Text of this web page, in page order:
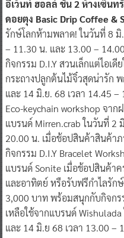
อีเว้นท์ ฮอลล์ ชั้น 2 ห้างเซ็น
ดอยตุง Basic Drip Coffee &
รักษ์โลกห้ามพลาด! ในวันที่ 8 มิ
– 11.30 น. และ 13.00 –
กิจกรรม D.I.Y สวนเล็กแต่ไอเ
กระถางปลูกต้นไม้จิ๋วสุดน่ารัก
และ 14 มิ.ย. 68 เวลา 14.45
Eco-keychain workshop จา
แบรนด์ Mirren.crab ในวันที่ 2
20.00 น. เมื่อช้อปสินค้าสินค้า
กิจกรรม D.I.Y Bracelet
แบรนด์ Sonite เมื่อช้อปสินค้า
และอาทิตย์ หรือรับฟรีกำไลรัก
3,000 บาท พร้อมสนุกกับกิจกร
เหลือใช้จากแบรนด์
และ 14 มิ.ย 68 เวลา 13.00 –